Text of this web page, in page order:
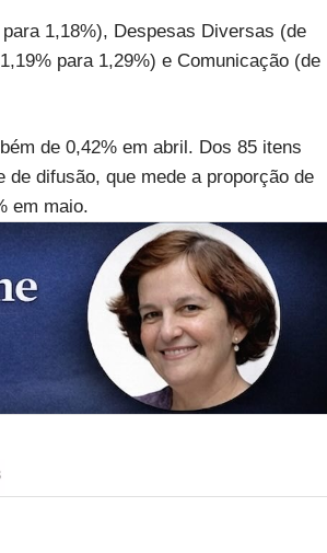
1,18%), Despesas Diversas (de
para 1,29%) e Comunicação (de
de 0,42% em abril. Dos 85 itens
difusão, que mede a proporção de
em maio.